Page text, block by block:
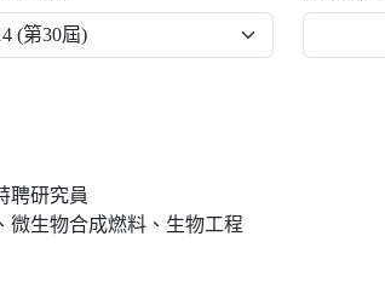
聘研究員
微生物合成燃料、生物工程